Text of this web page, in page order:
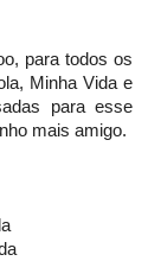
para todos os
Minha Vida e
para esse
mais amigo.